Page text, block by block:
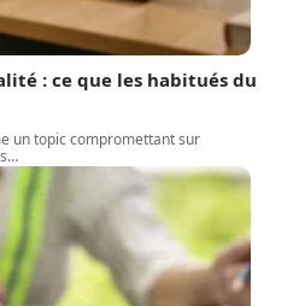
: ce que les habitués du
un topic compromettant sur
…